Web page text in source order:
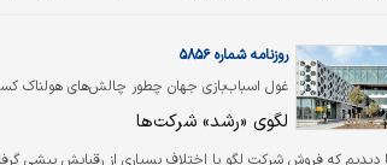
غول‌ اسباب‌بازی جهان چطور چالش‌های هولناک
نوآوری‌های کوچک»
روزنامه شماره ۵۸۵۶
لگوی «رشد» شرکت‌ها
دیدیم که فروش شرکت لگو با اختلاف بسیاری از رقبایش پیشی